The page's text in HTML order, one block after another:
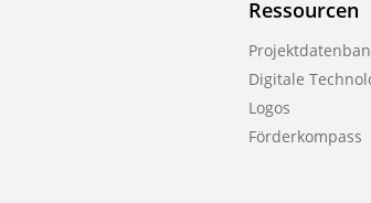
Ressourcen
Digitale
Logos
Förderkompass